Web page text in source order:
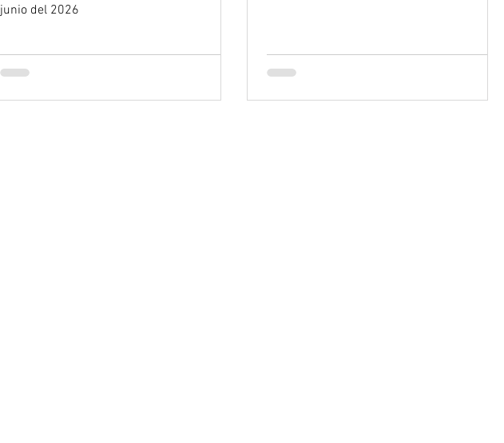
junio del 2026